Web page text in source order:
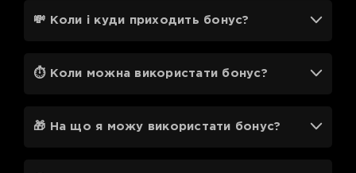
💸 Коли і куди приходить бонус?
⏱ Коли можна використати бонус?
🎁 На що я можу використати бонус?